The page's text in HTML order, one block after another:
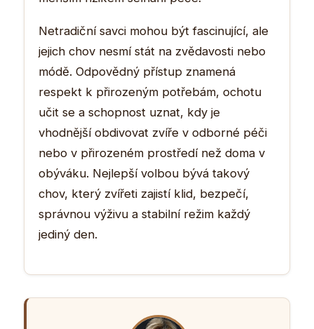
Netradiční savci mohou být fascinující, ale
jejich chov nesmí stát na zvědavosti nebo
módě. Odpovědný přístup znamená
respekt k přirozeným potřebám, ochotu
učit se a schopnost uznat, kdy je
vhodnější obdivovat zvíře v odborné péči
nebo v přirozeném prostředí než doma v
obýváku. Nejlepší volbou bývá takový
chov, který zvířeti zajistí klid, bezpečí,
správnou výživu a stabilní režim každý
jediný den.